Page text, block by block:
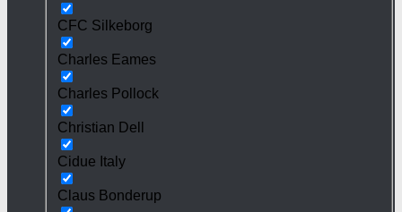
CFC Silkeborg
Charles Eames
Charles Pollock
Christian Dell
Cidue Italy
Claus Bonderup